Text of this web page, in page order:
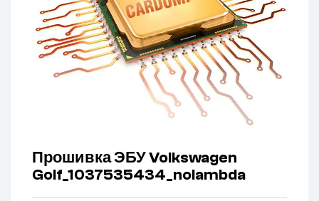
Прошивка ЭБУ Volkswagen
Golf_1037535434_nolambda